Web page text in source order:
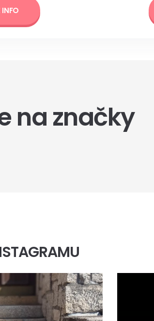
na značky